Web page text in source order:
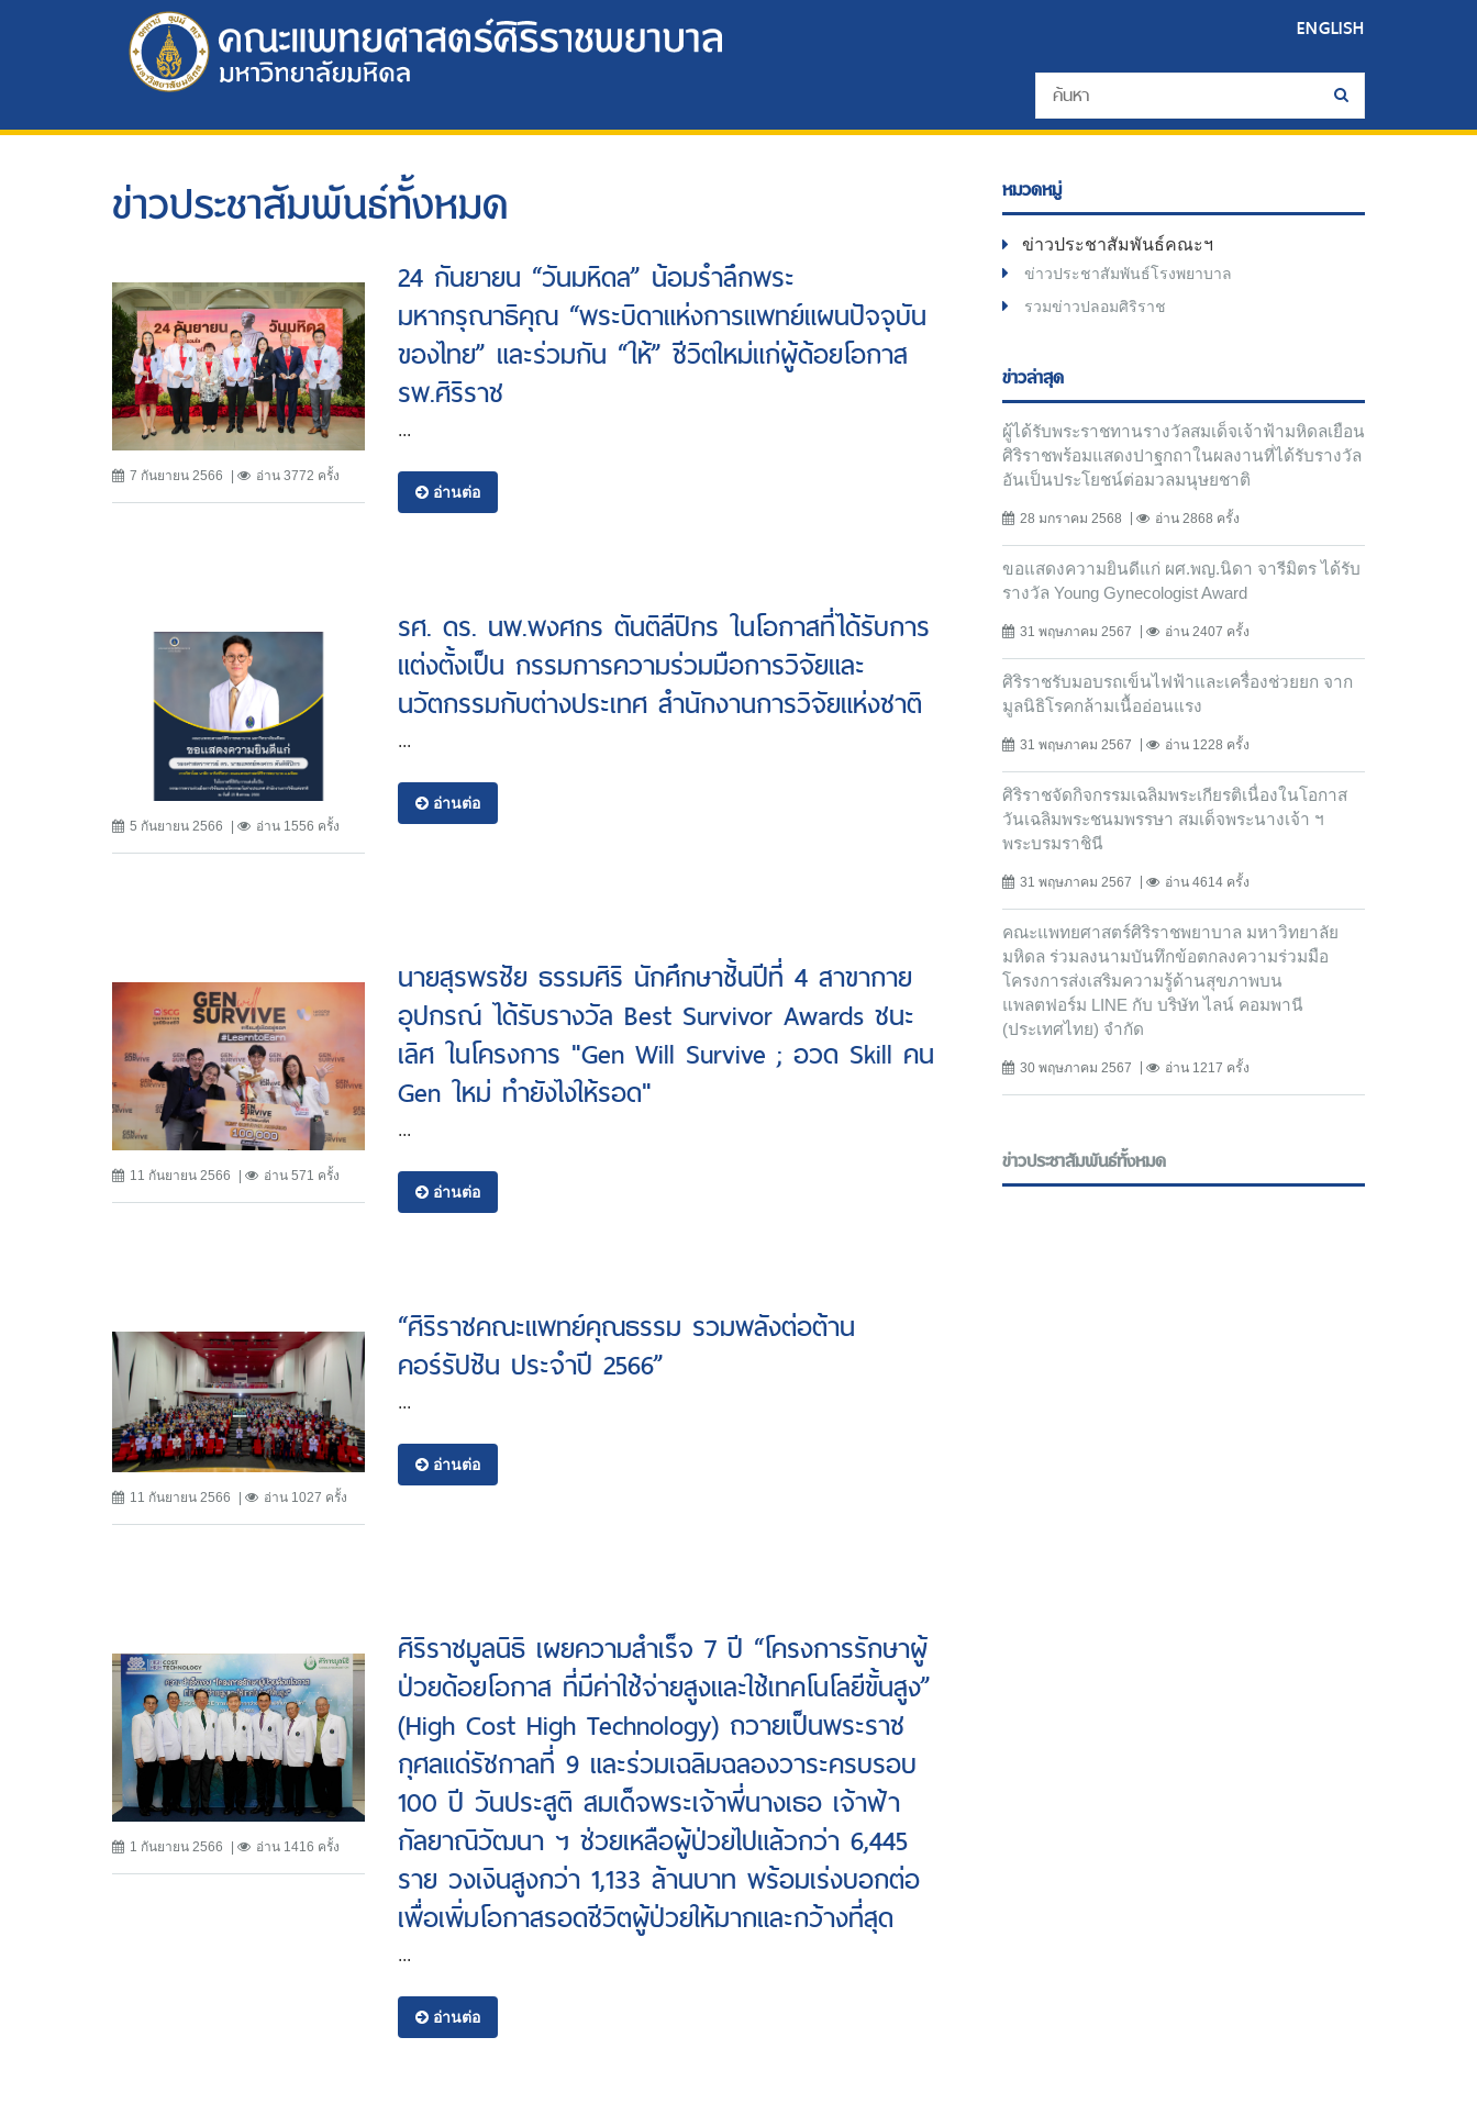
ENGLISH
ข่าวประชาสัมพันธ์ทั้งหมด
7 กันยายน 2566 อ่าน 3772 ครั้ง
24 กันยายน “วันมหิดล” น้อมรำลึกพระ
มหากรุณาธิคุณ “พระบิดาแห่งการแพทย์แผนปัจจุบัน
ของไทย” และร่วมกัน “ให้” ชีวิตใหม่แก่ผู้ด้อยโอกาส
รพ.ศิริราช
...
อ่านต่อ
5 กันยายน 2566 อ่าน 1556 ครั้ง
รศ. ดร. นพ.พงศกร ตันติลีปิกร ในโอกาสที่ได้รับการ
แต่งตั้งเป็น กรรมการความร่วมมือการวิจัยและ
นวัตกรรมกับต่างประเทศ สำนักงานการวิจัยแห่งชาติ
...
อ่านต่อ
11 กันยายน 2566 อ่าน 571 ครั้ง
นายสุรพรชัย ธรรมศิริ นักศึกษาชั้นปีที่ 4 สาขากาย
อุปกรณ์ ได้รับรางวัล Best Survivor Awards ชนะ
เลิศ ในโครงการ "Gen Will Survive ; อวด Skill คน
Gen ใหม่ ทำยังไงให้รอด"
...
อ่านต่อ
11 กันยายน 2566 อ่าน 1027 ครั้ง
“ศิริราชคณะแพทย์คุณธรรม รวมพลังต่อต้าน
คอร์รัปชัน ประจำปี 2566”
...
อ่านต่อ
1 กันยายน 2566 อ่าน 1416 ครั้ง
ศิริราชมูลนิธิ เผยความสำเร็จ 7 ปี “โครงการรักษาผู้
ป่วยด้อยโอกาส ที่มีค่าใช้จ่ายสูงและใช้เทคโนโลยีขั้นสูง”
(High Cost High Technology) ถวายเป็นพระราช
กุศลแด่รัชกาลที่ 9 และร่วมเฉลิมฉลองวาระครบรอบ
100 ปี วันประสูติ สมเด็จพระเจ้าพี่นางเธอ เจ้าฟ้า
กัลยาณิวัฒนา ฯ ช่วยเหลือผู้ป่วยไปแล้วกว่า 6,445
ราย วงเงินสูงกว่า 1,133 ล้านบาท พร้อมเร่งบอกต่อ
เพื่อเพิ่มโอกาสรอดชีวิตผู้ป่วยให้มากและกว้างที่สุด
...
อ่านต่อ
หมวดหมู่
ข่าวประชาสัมพันธ์คณะฯ
ข่าวประชาสัมพันธ์โรงพยาบาล
รวมข่าวปลอมศิริราช
ข่าวล่าสุด
ผู้ได้รับพระราชทานรางวัลสมเด็จเจ้าฟ้ามหิดลเยือน
ศิริราชพร้อมแสดงปาฐกถาในผลงานที่ได้รับรางวัล
อันเป็นประโยชน์ต่อมวลมนุษยชาติ
28 มกราคม 2568 อ่าน 2868 ครั้ง
ขอแสดงความยินดีแก่ ผศ.พญ.นิดา จารีมิตร ได้รับ
รางวัล Young Gynecologist Award
31 พฤษภาคม 2567 อ่าน 2407 ครั้ง
ศิริราชรับมอบรถเข็นไฟฟ้าและเครื่องช่วยยก จาก
มูลนิธิโรคกล้ามเนื้ออ่อนแรง
31 พฤษภาคม 2567 อ่าน 1228 ครั้ง
ศิริราชจัดกิจกรรมเฉลิมพระเกียรติเนื่องในโอกาส
วันเฉลิมพระชนมพรรษา สมเด็จพระนางเจ้า ฯ
พระบรมราชินี
31 พฤษภาคม 2567 อ่าน 4614 ครั้ง
คณะแพทยศาสตร์ศิริราชพยาบาล มหาวิทยาลัย
มหิดล ร่วมลงนามบันทึกข้อตกลงความร่วมมือ
โครงการส่งเสริมความรู้ด้านสุขภาพบน
แพลตฟอร์ม LINE กับ บริษัท ไลน์ คอมพานี
(ประเทศไทย) จํากัด
30 พฤษภาคม 2567 อ่าน 1217 ครั้ง
ข่าวประชาสัมพันธ์ทั้งหมด